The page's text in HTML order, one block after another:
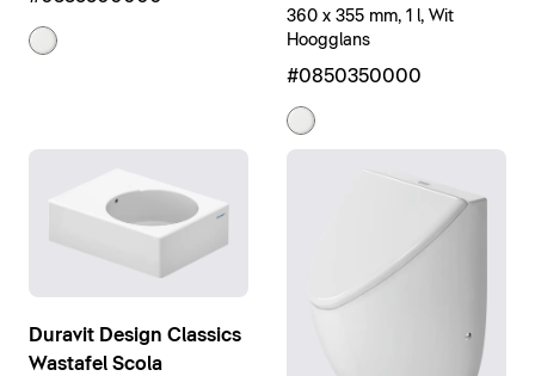
360 x 355 mm, 1 l, Wit
Hoogglans
#0850350000
Duravit Design Classics
Wastafel Scola